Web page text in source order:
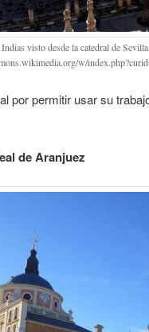
visto desde la catedral de
w/
por permitir usar su
de Aranjuez